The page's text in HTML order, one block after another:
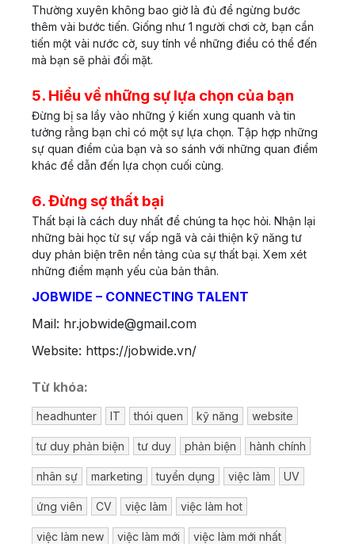
Thường xuyên không bao giờ là đủ để ngừng bước
thêm vài bước tiến. Giống như 1 người chơi cờ, bạn cần
tiến một vài nước cờ, suy tính về những điều có thể đến
mà bạn sẽ phải đối mặt.
5. Hiểu về những sự lựa chọn của bạn
Đừng bị sa lầy vào những ý kiến xung quanh và tin
tưởng rằng bạn chỉ có một sự lựa chọn. Tập hợp những
sự quan điểm của bạn và so sánh với những quan điểm
khác để dẫn đến lựa chọn cuối cùng.
6. Đừng sợ thất bại
Thất bại là cách duy nhất để chúng ta học hỏi. Nhận lại
những bài học từ sự vấp ngã và cải thiện kỹ năng tư
duy phản biện trên nền tảng của sự thất bại. Xem xét
những điểm mạnh yếu của bản thân.
JOBWIDE – CONNECTING TALENT
Mail: hr.jobwide@gmail.com
Website: https://jobwide.vn/
Từ khóa:
headhunter IT thói quen kỹ năng website
tư duy phản biện tư duy phản biện hành chính
nhân sự marketing tuyển dụng việc làm UV
ứng viên CV việc làm việc làm hot
việc làm new việc làm mới việc làm mới nhất